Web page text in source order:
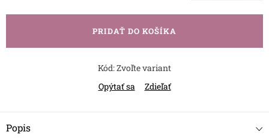
cena:
PRIDAŤ DO KOŠÍKA
Kód:Zvoľte variant
Opýtať sa
Zdieľať
Popis